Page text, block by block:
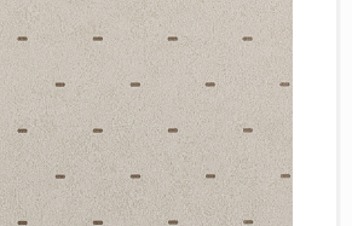
...
Emiliana Parati
Fipar
Grandeco
Kerama Marazzi
Marburg